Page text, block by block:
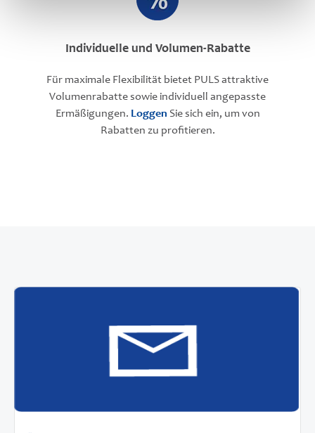
Individuelle und Volumen-Rabatte
Für maximale Flexibilität bietet PULS attraktive
Volumenrabatte sowie individuell angepasste
Ermäßigungen. Loggen Sie sich ein, um von
Rabatten zu profitieren.